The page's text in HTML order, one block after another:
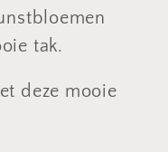
tak.
deze mooie